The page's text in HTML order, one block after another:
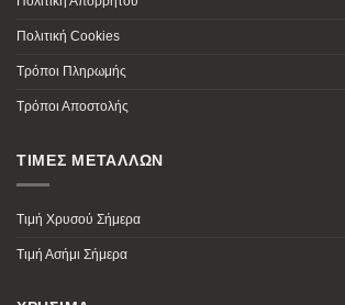
Πολιτική Cookies
Τρόποι Πληρωμής
Τρόποι Αποστολής
ΤΙΜΕΣ ΜΕΤΑΛΛΩΝ
Τιμή Χρυσού Σήμερα
Τιμή Ασήμι Σήμερα